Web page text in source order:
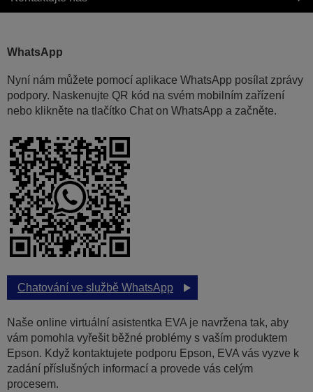
WhatsApp
Nyní nám můžete pomocí aplikace WhatsApp posílat zprávy
podpory. Naskenujte QR kód na svém mobilním zařízení
nebo klikněte na tlačítko Chat on WhatsApp a začněte.
Chatování ve službě WhatsApp
Naše online virtuální asistentka EVA je navržena tak, aby
vám pomohla vyřešit běžné problémy s vaším produktem
Epson. Když kontaktujete podporu Epson, EVA vás vyzve k
zadání příslušných informací a provede vás celým
procesem.